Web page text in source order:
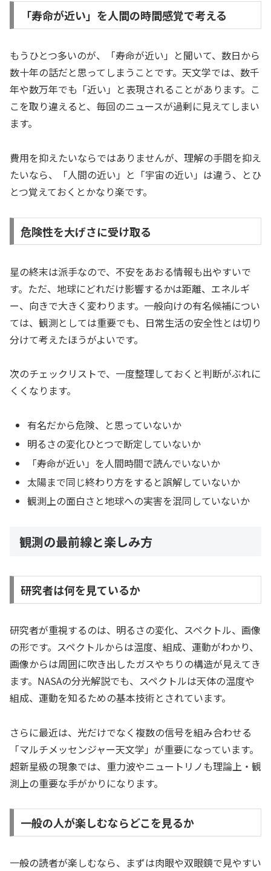
「寿命が近い」を人間の時間感覚で考える
もうひとつ多いのが、「寿命が近い」と聞いて、数日から
数十年の話だと思ってしまうことです。天文学では、数千
年や数万年でも「近い」と表現されることがあります。こ
こを取り違えると、毎回のニュースが過剰に見えてしまい
ます。
費用を抑えたいならではありませんが、理解の手間を抑え
たいなら、「人間の近い」と「宇宙の近い」は違う、とひ
とつ覚えておくとかなり楽です。
危険性を大げさに受け取る
星の終末は派手なので、不安をあおる情報も出やすいで
す。ただ、地球にどれだけ影響するかは距離、エネルギ
ー、向きで大きく変わります。一般向けの有名候補につい
ては、観測としては重要でも、日常生活の安全性とは切り
分けて考えたほうがよいです。
次のチェックリストで、一度整理しておくと判断がぶれに
くくなります。
有名だから危険、と思っていないか
明るさの変化ひとつで断定していないか
「寿命が近い」を人間時間で読んでいないか
太陽まで同じ終わり方をすると誤解していないか
観測上の面白さと地球への実害を混同していないか
観測の最前線と楽しみ方
研究者は何を見ているか
研究者が重視するのは、明るさの変化、スペクトル、画像
の形です。スペクトルからは温度、組成、運動がわかり、
画像からは周囲に吹き出したガスやちりの構造が見えてき
ます。NASAの分光解説でも、スペクトルは天体の温度や
組成、運動を知るための基本技術とされています。
さらに最近は、光だけでなく複数の信号を組み合わせる
「マルチメッセンジャー天文学」が重要になっています。
超新星級の現象では、重力波やニュートリノも理論上・観
測上の重要な手がかりになります。
一般の人が楽しむならどこを見るか
一般の読者が楽しむなら、まずは肉眼や双眼鏡で見やすい